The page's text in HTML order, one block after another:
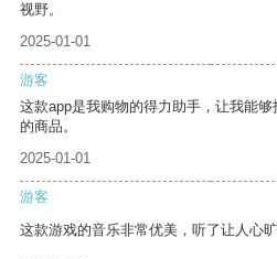
视野。
2025-01-01
游客
这款app是我购物的得力助手，让我能
的商品。
2025-01-01
游客
这款游戏的音乐非常优美，听了让人心旷